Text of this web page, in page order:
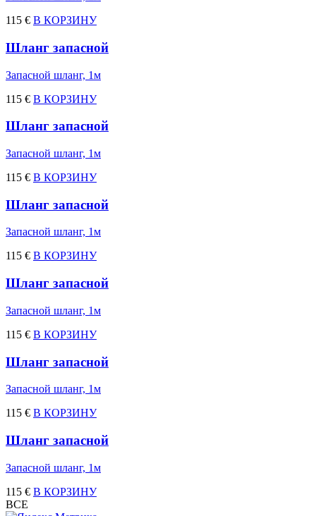
115 € В КОРЗИНУ
Шланг запасной
Запасной шланг, 1м
115 € В КОРЗИНУ
Шланг запасной
Запасной шланг, 1м
115 € В КОРЗИНУ
Шланг запасной
Запасной шланг, 1м
115 € В КОРЗИНУ
Шланг запасной
Запасной шланг, 1м
115 € В КОРЗИНУ
Шланг запасной
Запасной шланг, 1м
115 € В КОРЗИНУ
Шланг запасной
Запасной шланг, 1м
115 € В КОРЗИНУ
ВСЕ